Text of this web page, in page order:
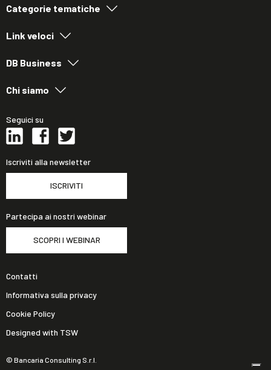
Categorie tematiche
Link veloci
DB Business
Chi siamo
Seguici su
Iscriviti alla newsletter
ISCRIVITI
Partecipa ai nostri webinar
SCOPRI I WEBINAR
© Bancaria Consulting S.r.l.
Contatti
Informativa sulla privacy
Cookie Policy
Designed with TSW